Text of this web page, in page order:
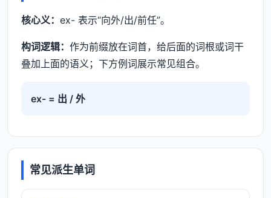
核心义： ex- 表示“向外/出/前任”。
构词逻辑： 作为前缀放在词首，给后面的词根或词干
叠加上面的语义；下方例词展示常见组合。
ex- = 出 / 外
常见派生单词